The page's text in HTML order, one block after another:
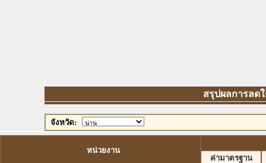
สรุปผลการลดใ
จังหวัด:
หน่วยงาน
ค่ามาตรฐาน